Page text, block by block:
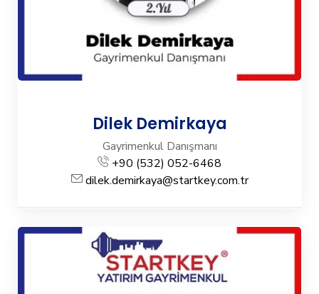
Dilek Demirkaya
Gayrimenkul Danışmanı
+90 (532) 052-6468
dilek.demirkaya@startkey.com.tr